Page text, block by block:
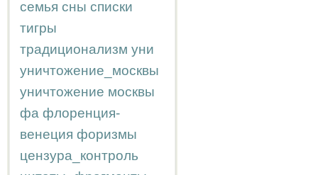
семья сны списки
тигры
традиционализм уни
уничтожение_москвы
уничтожение москвы
фа флоренция-
венеция форизмы
цензура_контроль